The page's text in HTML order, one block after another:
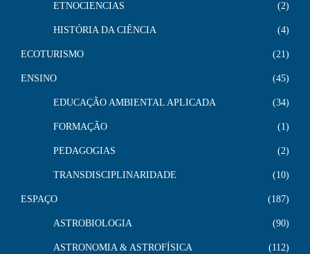
ETNOCIENCIAS 2
HISTÓRIA DA CIÊNCIA 4
ECOTURISMO 21
ENSINO 45
EDUCAÇÃO AMBIENTAL APLICADA 34
FORMAÇÃO 1
PEDAGOGIAS 2
TRANSDISCIPLINARIDADE 10
ESPAÇO 187
ASTROBIOLOGIA 90
ASTRONOMIA & ASTROFÍSICA 112